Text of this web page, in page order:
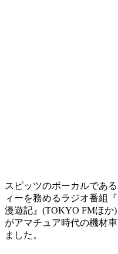
スピッツのボーカルであ
ィーを務めるラジオ番組
漫遊記』(TOKYO FMほか
がアマチュア時代の機材
ました。